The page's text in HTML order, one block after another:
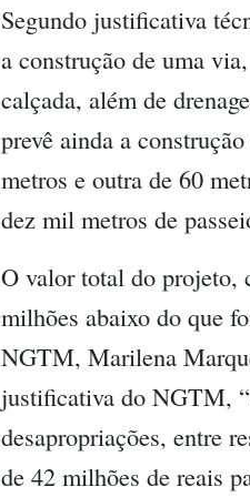
Segundo justificativa
a construção de uma
calçada, além de
prevê ainda a
metros e outra de 60
dez mil metros de
O valor total do projeto,
milhões abaixo do que
NGTM, Marilena
justificativa do NGTM,
desapropriações, entre
de 42 milhões de reais